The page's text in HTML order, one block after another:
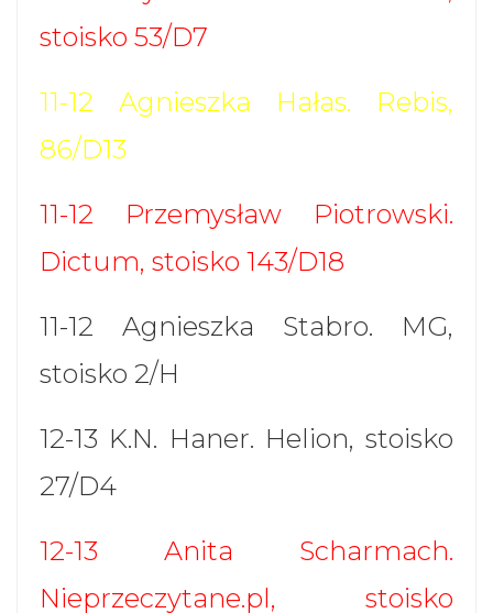
stoisko 53/D7
11-12 Agnieszka Hałas. Rebis,
86/D13
11-12 Przemysław Piotrowski.
Dictum, stoisko 143/D18
11-12 Agnieszka Stabro. MG,
stoisko 2/H
12-13 K.N. Haner. Helion, stoisko
27/D4
12-13 Anita Scharmach.
Nieprzeczytane.pl, stoisko